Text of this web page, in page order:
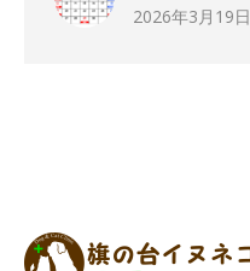
2026年3月19日